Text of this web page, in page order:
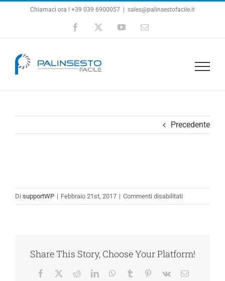
Chiamaci ora ! +39 039 6900057 sales@palinsestofacile.it
Facebook YouTubeEmail
Precedente
Di supportWP | Febbraio 21st, 2017 | Commenti disabilitatisu
team3
Share This Story, Choose Your Platform!
Facebook RedditLinkedInWhatsApp
Tumblr Pinterest
Vk Email